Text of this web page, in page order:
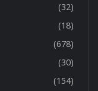
(32)
(18)
(678)
(30)
(154)